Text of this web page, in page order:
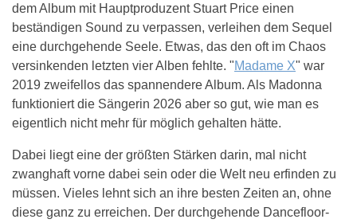
dem Album mit Hauptproduzent Stuart Price einen
beständigen Sound zu verpassen, verleihen dem Sequel
eine durchgehende Seele. Etwas, das den oft im Chaos
versinkenden letzten vier Alben fehlte. "Madame X" war
2019 zweifellos das spannendere Album. Als Madonna
funktioniert die Sängerin 2026 aber so gut, wie man es
eigentlich nicht mehr für möglich gehalten hätte.
Dabei liegt eine der größten Stärken darin, mal nicht
zwanghaft vorne dabei sein oder die Welt neu erfinden zu
müssen. Vieles lehnt sich an ihre besten Zeiten an, ohne
diese ganz zu erreichen. Der durchgehende Dancefloor-